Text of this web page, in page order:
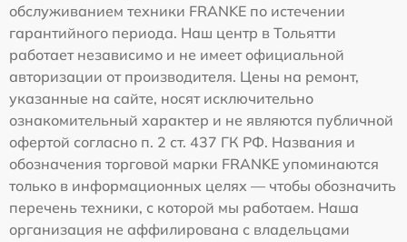
обслуживанием техники FRANKE по истечении
гарантийного периода. Наш центр в Тольятти
работает независимо и не имеет официальной
авторизации от производителя. Цены на ремонт,
указанные на сайте, носят исключительно
ознакомительный характер и не являются публичной
офертой согласно п. 2 ст. 437 ГК РФ. Названия и
обозначения торговой марки FRANKE упоминаются
только в информационных целях — чтобы обозначить
перечень техники, с которой мы работаем. Наша
организация не аффилирована с владельцами